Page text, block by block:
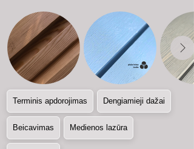
Terminis apdorojimas Dengiamieji dažai
Beicavimas Medienos lazūra